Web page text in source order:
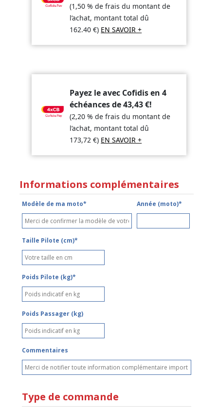
(1,50 % de frais du montant de
l’achat, montant total dû
162.40€) EN SAVOIR +
Payez le avec Cofidis en 4
échéances de43,43€!
(2,20 % de frais du montant de
l’achat, montant total dû
173,72€) EN SAVOIR +
Informations complémentaires
Modèle de ma moto* Année (moto)*
Taille Pilote (cm)*
Poids Pilote (kg)*
Poids Passager (kg)
Commentaires
Type de commande